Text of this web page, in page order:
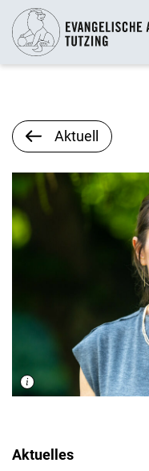
Aktuell
Aktuelles